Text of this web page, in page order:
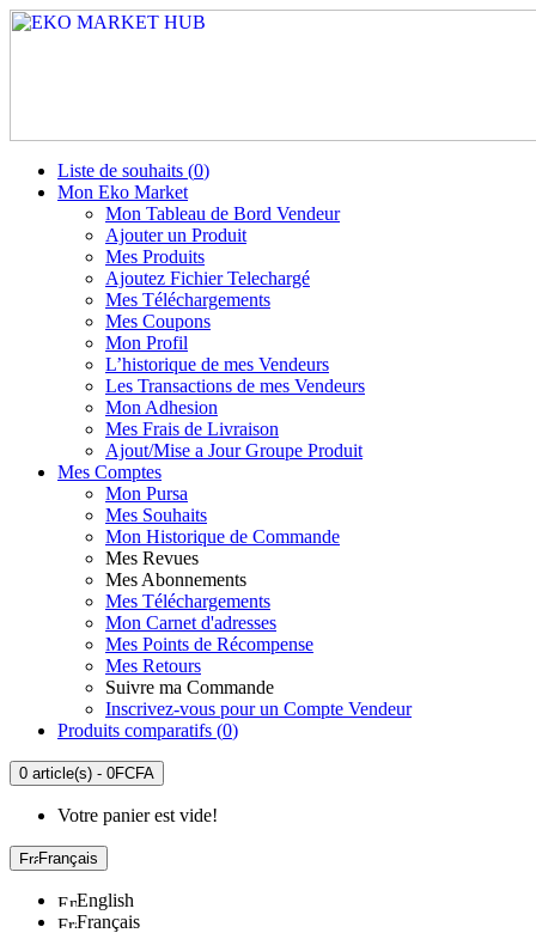
Liste de souhaits (0)
Mon Eko Market
Mon Tableau de Bord Vendeur
Ajouter un Produit
Mes Produits
Ajoutez Fichier Telechargé
Mes Téléchargements
Mes Coupons
Mon Profil
L’historique de mes Vendeurs
Les Transactions de mes Vendeurs
Mon Adhesion
Mes Frais de Livraison
Ajout/Mise a Jour Groupe Produit
Mes Comptes
Mon Pursa
Mes Souhaits
Mon Historique de Commande
Mes Revues
Mes Abonnements
Mes Téléchargements
Mon Carnet d'adresses
Mes Points de Récompense
Mes Retours
Suivre ma Commande
Inscrivez-vous pour un Compte Vendeur
Produits comparatifs (0)
0 article(s) - 0FCFA
Votre panier est vide!
Français
English
Français